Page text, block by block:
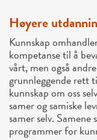
Høyere
Kunnskap
kompetanse til å
vårt, men også
grunnleggende rett
kunnskap om oss
samer og samiske
samer selv.
programmer for